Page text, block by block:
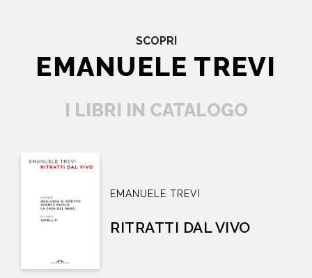
SCOPRI
EMANUELE TREVI
I LIBRI IN CATALOGO
EMANUELE TREVI
RITRATTI DAL VIVO